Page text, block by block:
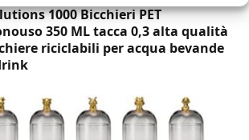
1000 Bicchieri PET
350 ML tacca 0,3 alta qualità
riciclabili per acqua bevande